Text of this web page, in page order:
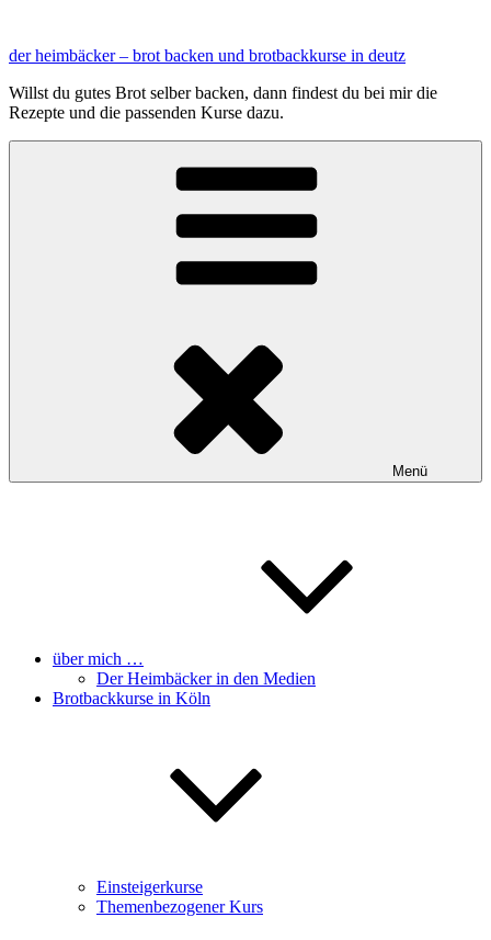
springen
der heimbäcker – brot backen und brotbackkurse in deutz
Willst du gutes Brot selber backen, dann findest du bei mir die
Rezepte und die passenden Kurse dazu.
Menü
über mich …
Der Heimbäcker in den Medien
Brotbackkurse in Köln
Einsteigerkurse
Themenbezogener Kurs